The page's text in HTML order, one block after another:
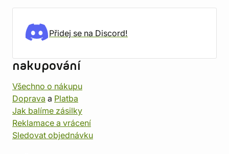
Přidej se na Discord!
nakupování
Všechno o nákupu
Doprava a Platba
Jak balíme zásilky
Reklamace a vrácení
Sledovat objednávku